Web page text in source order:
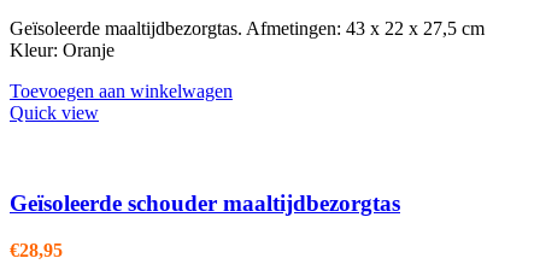
Geïsoleerde maaltijdbezorgtas. Afmetingen: 43 x 22 x 27,5 cm
Kleur: Oranje
Toevoegen aan winkelwagen
Quick view
Geïsoleerde schouder maaltijdbezorgtas
€28,95